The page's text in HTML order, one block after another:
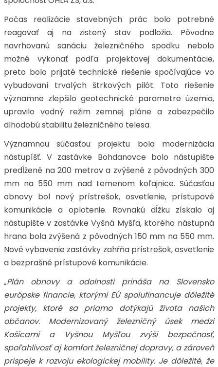
Počas realizácie stavebných prác bolo potrebné
reagovať aj na zistený stav podložia. Pôvodne
navrhovanú sanáciu železničného spodku nebolo
možné vykonať podľa projektovej dokumentácie,
preto bolo prijaté technické riešenie spočívajúce vo
vybudovaní trvalých štrkových pilót. Toto riešenie
významne zlepšilo geotechnické parametre územia,
upravilo vodný režim zemnej pláne a zabezpečilo
dlhodobú stabilitu železničného telesa.
Významnou súčasťou projektu bola modernizácia
nástupíšť. V zastávke Bohdanovce bolo nástupište
predĺžené na 200 metrov a zvýšené z pôvodných 300
mm na 550 mm nad temenom koľajnice. Súčasťou
obnovy bol nový prístrešok, osvetlenie, prístupové
komunikácie a oplotenie. Rovnakú dĺžku získalo aj
nástupište v zastávke Vyšná Myšľa, ktorého nástupná
hrana bola zvýšená z pôvodných 150 mm na 550 mm.
Nové vybavenie zastávky zahŕňa prístrešok, osvetlenie
a bezprašné prístupové komunikácie.
„Plán obnovy a odolnosti prináša na Slovensko
európske financie, ktorými EÚ spolufinancuje dôležité
projekty, ktoré sa priamo dotýkajú života našich
občanov. Modernizovaný železničný úsek medzi
Košicami a Vyšnou Myšľou zvýši bezpečnosť,
spoľahlivosť aj komfort železničnej dopravy, a zároveň
prispeje k rozvoju ekologickej mobility. Je dôležité, že